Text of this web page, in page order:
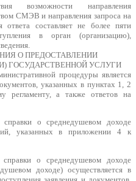
возможности направления
СМЭВ и направления запроса на
составляет не более пяти
в орган (организацию),
О ПРЕДОСТАВЛЕНИИ
ГОСУДАРСТВЕННОЙ УСЛУГИ
процедуры является
указанных в пунктах 1, 2
регламенту, а также ответов на
о среднедушевом доходе
указанных в приложении 4 к
о среднедушевом доходе
доходе) осуществляется в